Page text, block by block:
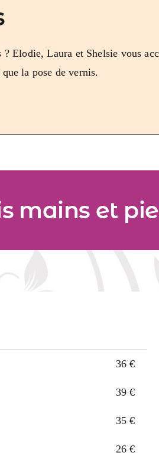
? Elodie, Laura et Shelsie vous
la pose de vernis.
mains et
36 €
39 €
35 €
26 €